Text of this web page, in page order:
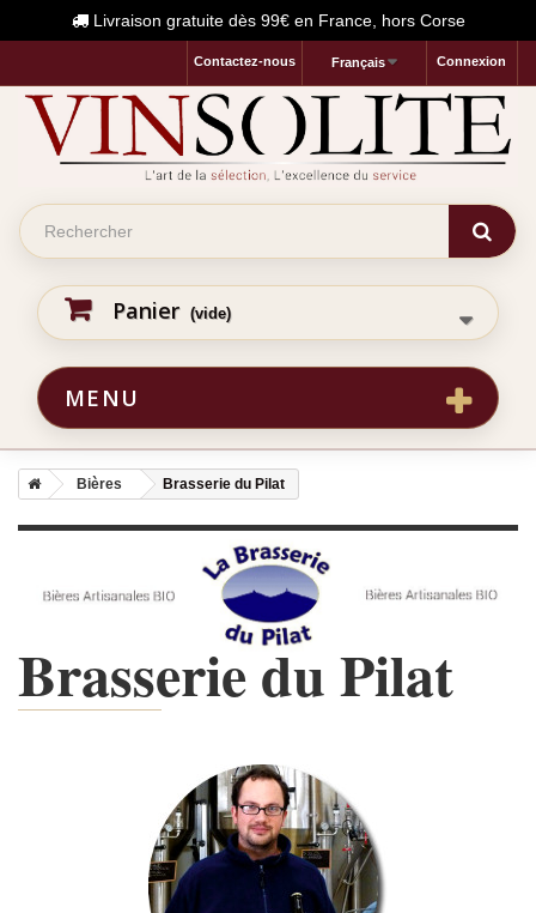
Livraison gratuite dès 99€ en France, hors Corse
Connexion
Français
Contactez-nous
Panier (vide)
MENU
Bières Brasserie du Pilat
Brasserie du Pilat